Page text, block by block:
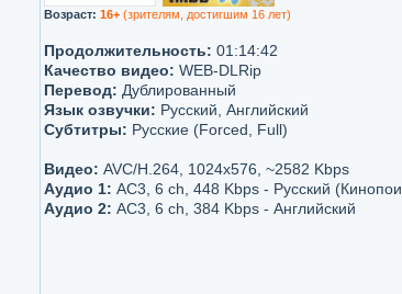
Возраст: 16+(зрителям, достигшим 16 лет)
Продолжительность: 01:14:42
Качество видео: WEB-DLRip
Перевод: Дублированный
Язык озвучки: Русский, Английский
Субтитры: Русские (Forced, Full)
Видео: AVC/H.264, 1024x576, ~2582 Kbps
Аудио 1: AC3, 6 ch, 448 Kbps - Русский
Аудио 2: AC3, 6 ch, 384 Kbps - Английский